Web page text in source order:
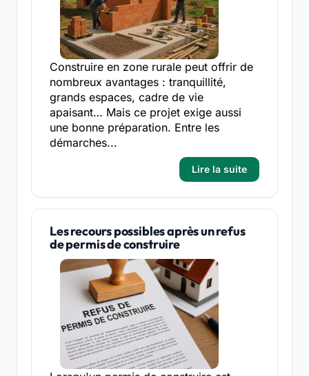
Construire en zone rurale peut offrir de
nombreux avantages : tranquillité,
grands espaces, cadre de vie
apaisant… Mais ce projet exige aussi
une bonne préparation. Entre les
démarches...
Lire la suite
Les recours possibles après un refus
de permis de construire